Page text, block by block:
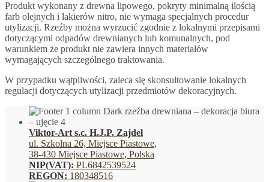
Produkt wykonany z drewna lipowego, pokryty minimalną ilością
farb olejnych i lakierów nitro, nie wymaga specjalnych procedur
utylizacji. Rzeźby można wyrzucić zgodnie z lokalnymi przepisami
dotyczącymi odpadów drewnianych lub komunalnych, pod
warunkiem że produkt nie zawiera innych materiałów
wymagających szczególnego traktowania.
W przypadku wątpliwości, zaleca się skonsultowanie lokalnych
regulacji dotyczących utylizacji przedmiotów dekoracyjnych.
Viktor-Art s.c. H.J.P. Zajdel
ul. Szkolna 26, Miejsce Piastowe,
38-430 Miejsce Piastowe, Polska
NIP(VAT): PL6842539524
REGON: 180348516